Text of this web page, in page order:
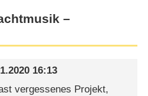
–
16:13
vergessenes Projekt,